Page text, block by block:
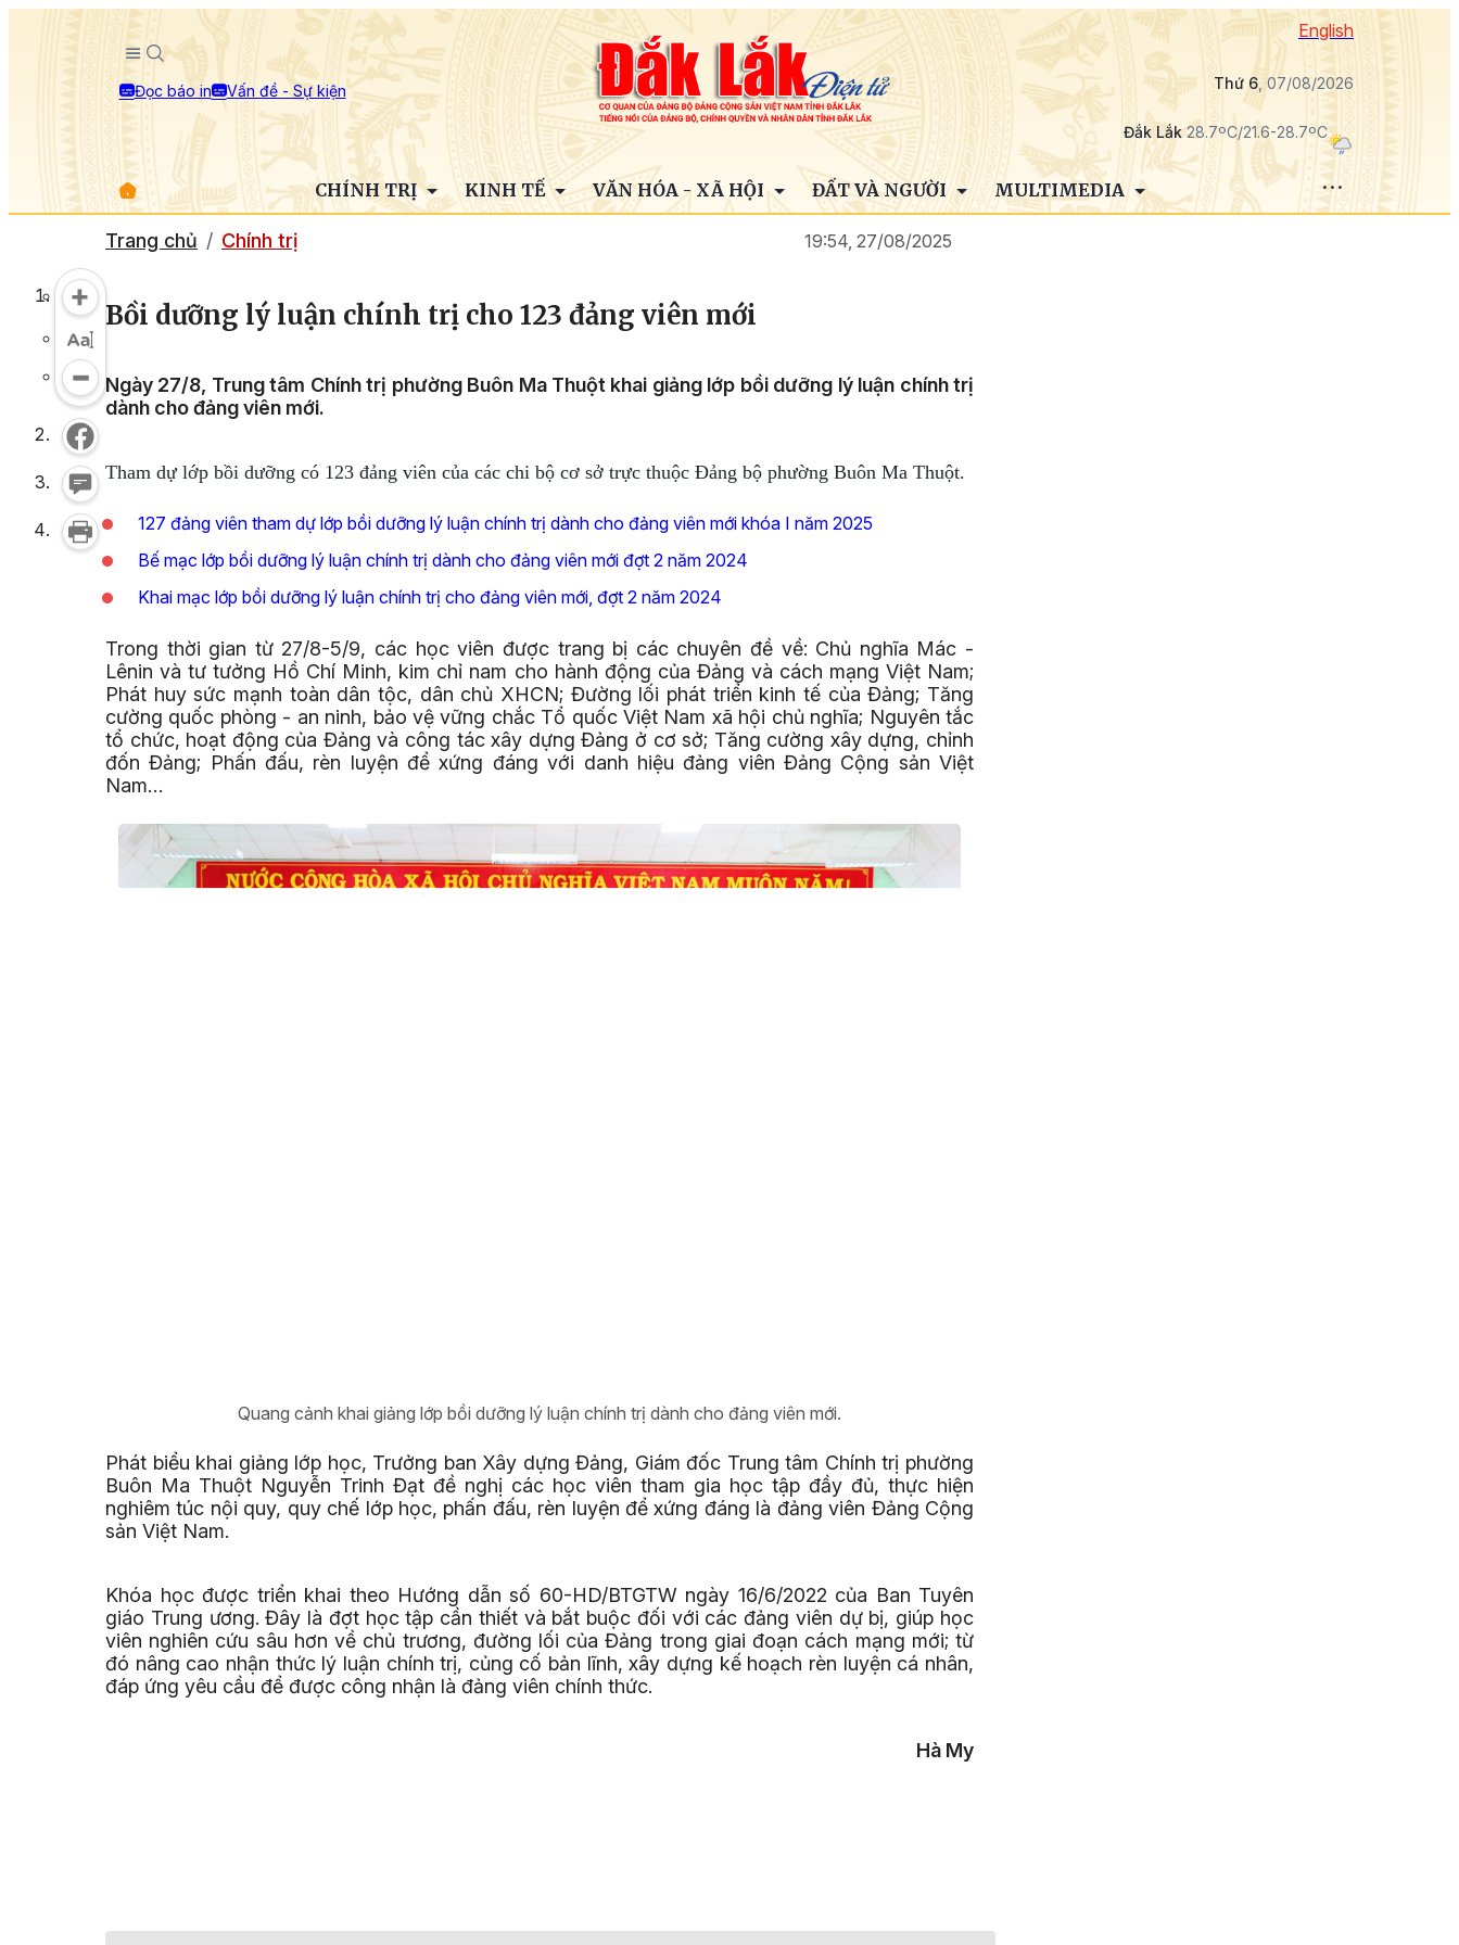
Đọc báo in Vấn đề - Sự kiện
English
Thứ 6, 07/08/2026
Đắk Lắk28.7ºC/21.6-28.7ºC
CHÍNH TRỊ KINH TẾ VĂN HÓA - XÃ HỘI ĐẤT VÀ NGƯỜI MULTIMEDIA
Trang chủ Chính trị 19:54, 27/08/2025
Bồi dưỡng lý luận chính trị cho 123 đảng viên mới
Ngày 27/8, Trung tâm Chính trị phường Buôn Ma Thuột khai giảng lớp bồi dưỡng lý luận chính trị
dành cho đảng viên mới.
Tham dự lớp bồi dưỡng có 123 đảng viên của các chi bộ cơ sở trực thuộc Đảng bộ phường Buôn Ma Thuột.
127 đảng viên tham dự lớp bồi dưỡng lý luận chính trị dành cho đảng viên mới khóa I năm 2025
Bế mạc lớp bồi dưỡng lý luận chính trị dành cho đảng viên mới đợt 2 năm 2024
Khai mạc lớp bồi dưỡng lý luận chính trị cho đảng viên mới, đợt 2 năm 2024
Trong thời gian từ 27/8-5/9, các học viên được trang bị các chuyên đề về: Chủ nghĩa Mác -
Lênin và tư tưởng Hồ Chí Minh, kim chỉ nam cho hành động của Đảng và cách mạng Việt Nam;
Phát huy sức mạnh toàn dân tộc, dân chủ XHCN; Đường lối phát triển kinh tế của Đảng; Tăng
cường quốc phòng - an ninh, bảo vệ vững chắc Tổ quốc Việt Nam xã hội chủ nghĩa; Nguyên tắc
tổ chức, hoạt động của Đảng và công tác xây dựng Đảng ở cơ sở; Tăng cường xây dựng, chỉnh
đốn Đảng; Phấn đấu, rèn luyện để xứng đáng với danh hiệu đảng viên Đảng Cộng sản Việt
Nam…
Quang cảnh khai giảng lớp bồi dưỡng lý luận chính trị dành cho đảng viên mới.
Phát biểu khai giảng lớp học, Trưởng ban Xây dựng Đảng, Giám đốc Trung tâm Chính trị phường
Buôn Ma Thuột Nguyễn Trinh Đạt đề nghị các học viên tham gia học tập đầy đủ, thực hiện
nghiêm túc nội quy, quy chế lớp học, phấn đấu, rèn luyện để xứng đáng là đảng viên Đảng Cộng
sản Việt Nam.
Khóa học được triển khai theo Hướng dẫn số 60-HD/BTGTW ngày 16/6/2022 của Ban Tuyên
giáo Trung ương. Đây là đợt học tập cần thiết và bắt buộc đối với các đảng viên dự bị, giúp học
viên nghiên cứu sâu hơn về chủ trương, đường lối của Đảng trong giai đoạn cách mạng mới; từ
đó nâng cao nhận thức lý luận chính trị, củng cố bản lĩnh, xây dựng kế hoạch rèn luyện cá nhân,
đáp ứng yêu cầu để được công nhận là đảng viên chính thức.
Hà My